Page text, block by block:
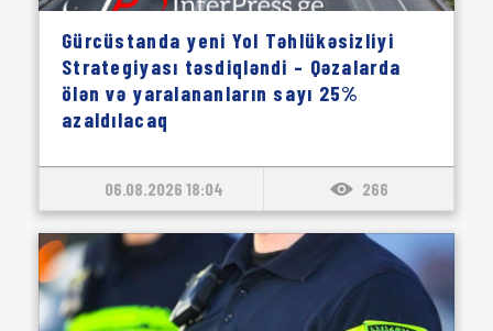
Gürcüstanda yeni Yol Təhlükəsizliyi
Strategiyası təsdiqləndi – Qəzalarda
ölən və yaralananların sayı 25%
azaldılacaq
06.08.2026 18:04 266